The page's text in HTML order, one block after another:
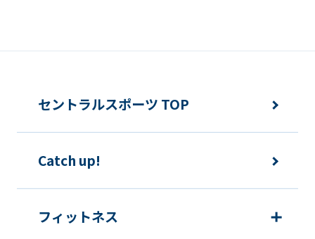
so
may
be
accurate
セントラルスポーツ TOP
Catch up!
フィットネス